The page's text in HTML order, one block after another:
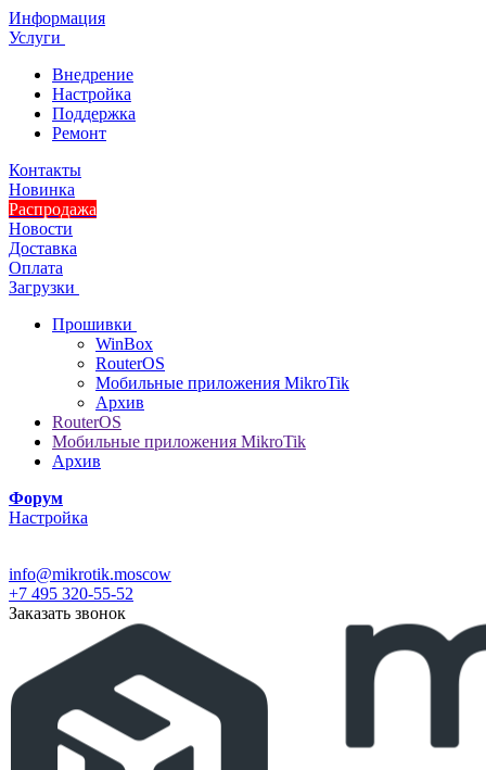
Информация
Услуги
Внедрение
Настройка
Поддержка
Ремонт
Контакты
Новинка
Распродажа
Новости
Доставка
Оплата
Загрузки
Прошивки
WinBox
RouterOS
Мобильные приложения MikroTik
Архив
RouterOS
Мобильные приложения MikroTik
Архив
Форум
Настройка
info@mikrotik.moscow
+7 495 320-55-52
Заказать звонок